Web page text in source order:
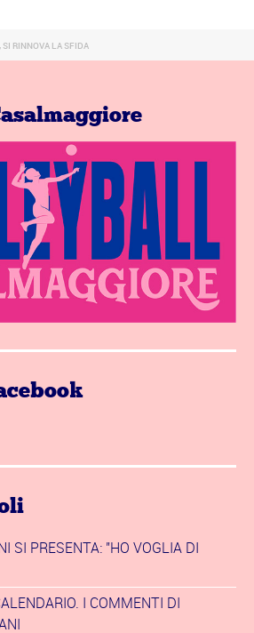
SI RINNOVA LA SFIDA
SI PRESENTA: "HO VOGLIA DI
I COMMENTI DI